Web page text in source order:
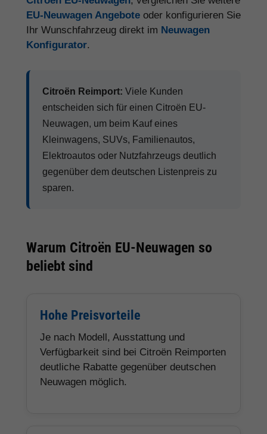
EU-Neuwagen Angebote oder konfigurieren Sie
Ihr Wunschfahrzeug direkt im Neuwagen
Konfigurator.
Citroën Reimport: Viele Kunden
entscheiden sich für einen Citroën EU-
Neuwagen, um beim Kauf eines
Kleinwagens, SUVs, Familienautos,
Elektroautos oder Nutzfahrzeugs deutlich
gegenüber dem deutschen Listenpreis zu
sparen.
Warum Citroën EU-Neuwagen so
beliebt sind
Hohe Preisvorteile
Je nach Modell, Ausstattung und
Verfügbarkeit sind bei Citroën Reimporten
deutliche Rabatte gegenüber deutschen
Neuwagen möglich.